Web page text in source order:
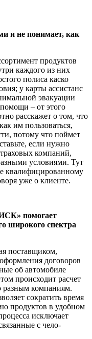
и не понимает, как
продуктов
каждого из них
полиса каско
у карты ассистанс
эвакуации
– от этого
расскажет о том, что
им пользоваться,
потому что поймет
если нужно
компаний,
условиями. Тут
квалифицированному
уже о клиенте.
помогает
широкого спектра
поставщиком,
договоров
об автомобиле
происходит расчет
разным компа­ниям.
сократить время
продуктов в удобном
исключает
с чело­